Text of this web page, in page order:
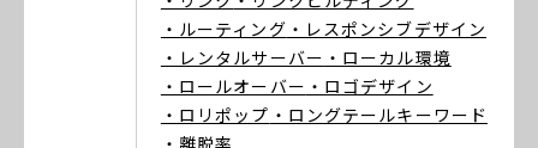
・ルーティング ・レスポンシブデザイン
・レンタルサーバー ・ローカル環境
・ロールオーバー ・ロゴデザイン
・ロリポップ ・ロングテールキーワード
・離脱率